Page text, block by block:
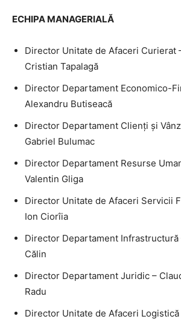
ECHIPA MANAGERIALĂ
Director Unitate de Afaceri Curierat
Cristian Tapalagă
Director Departament Economico-
Alexandru Butiseacă
Director Departament Clienți și
Gabriel Bulumac
Director Departament Resurse
Valentin Gliga
Director Unitate de Afaceri Servicii
Ion Ciorîia
Director Departament Infrastructură
Călin
Director Departament Juridic –
Radu
Director Unitate de Afaceri